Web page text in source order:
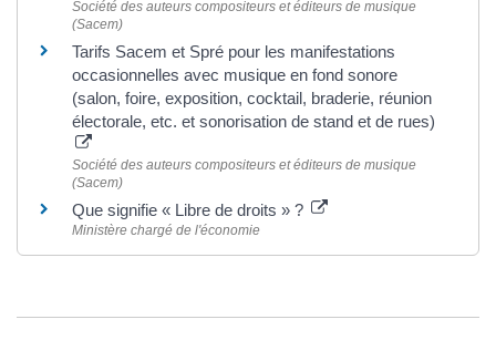
Société des auteurs compositeurs et éditeurs de musique
(Sacem)
Tarifs Sacem et Spré pour les manifestations
occasionnelles avec musique en fond sonore
(salon, foire, exposition, cocktail, braderie, réunion
électorale, etc. et sonorisation de stand et de rues)
Société des auteurs compositeurs et éditeurs de musique
(Sacem)
Que signifie « Libre de droits » ?
Ministère chargé de l'économie